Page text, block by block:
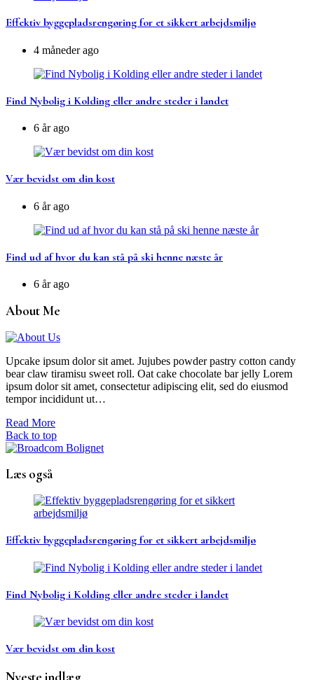
Effektiv byggepladsrengøring for et sikkert arbejdsmiljø
4 måneder ago
Find Nybolig i Kolding eller andre steder i landet
6 år ago
Vær bevidst om din kost
6 år ago
Find ud af hvor du kan stå på ski henne næste år
6 år ago
About Me
Upcake ipsum dolor sit amet. Jujubes powder pastry cotton candy
bear claw tiramisu sweet roll. Oat cake chocolate bar jelly Lorem
ipsum dolor sit amet, consectetur adipiscing elit, sed do eiusmod
tempor incididunt ut…
Read More
Back to top
Læs også
Effektiv byggepladsrengøring for et sikkert arbejdsmiljø
Find Nybolig i Kolding eller andre steder i landet
Vær bevidst om din kost
Nyeste indlæg